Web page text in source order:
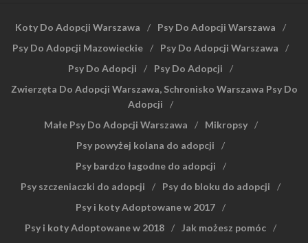
Koty Do Adopcji Warszawa
Psy Do Adopcji Warszawa
Psy Do Adopcji Mazowieckie
Psy Do Adopcji Warszawa
Psy Do Adopcji
Psy Do Adopcji
Zwierzęta Do Adopcji Warszawa, Schronisko Warszawa Psy Do
Adopcji
Małe Psy Do Adopcji Warszawa
Mikropsy
Psy powyżej kolana do adopcji
Psy bardzo łagodne do adopcji
Psy szczeniaczki do adopcji
Psy do bloku do adopcji
Psy i koty Adoptowane w 2017
Psy i koty Adoptowane w 2018
Jak możesz pomóc